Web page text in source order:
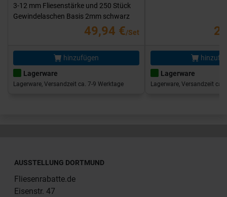
3-12 mm Fliesenstärke und 250 Stück
Gewindelaschen Basis 2mm schwarz
49,94 €/Set
hinzufügen
Lagerware
Lagerware, Versandzeit ca. 7-9 Werktage
Lagerware
Lagerware, Versandzeit ca.
AUSSTELLUNG DORTMUND
Fliesenrabatte.de
Eisenstr. 47